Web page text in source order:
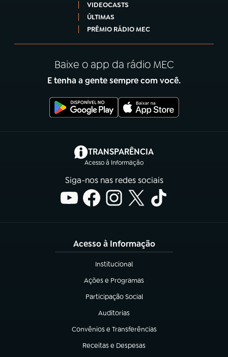
VIDEOCASTS
ÚLTIMAS
PRÊMIO RÁDIO MEC
Baixe o app da rádio MEC
E tenha a gente sempre com você.
TRANSPARÊNCIA
Acesso à Informação
(abre em nova aba)
Siga-nos nas redes sociais
Acesso à Informação
Institucional
(abre em nova aba)
Ações e Programas
(abre em nova aba)
Participação Social
(abre em nova aba)
Auditorias
(abre em nova aba)
Convênios e Transferências
(abre em nova aba)
Receitas e Despesas
(abre em nova aba)